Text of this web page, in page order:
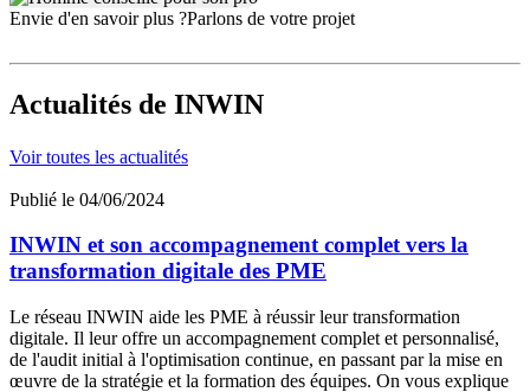
Envie d'en savoir plus ?Parlons de votre projet
Actualités de INWIN
Voir toutes les actualités
Publié le 04/06/2024
INWIN et son accompagnement complet vers la
transformation digitale des PME
Le réseau INWIN aide les PME à réussir leur transformation
digitale. Il leur offre un accompagnement complet et personnalisé,
de l'audit initial à l'optimisation continue, en passant par la mise en
œuvre de la stratégie et la formation des équipes. On vous explique